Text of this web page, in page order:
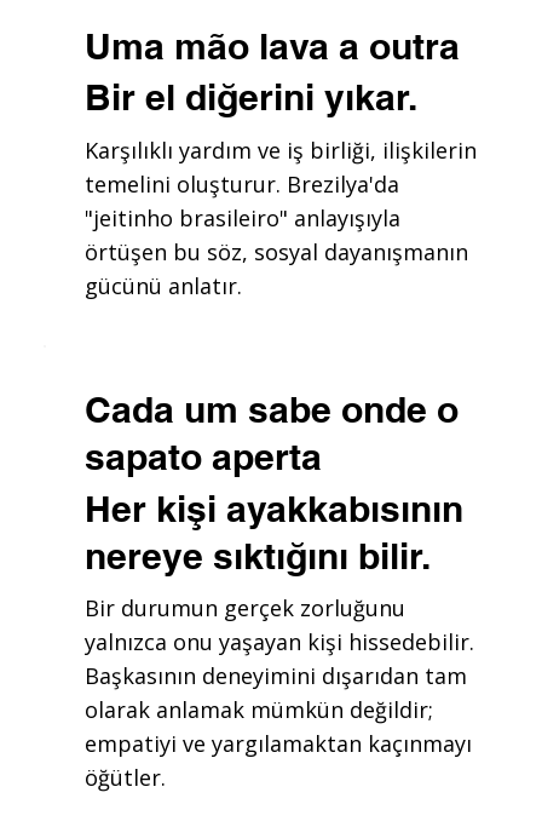
Uma mão lava a outra
Bir el diğerini yıkar.
Karşılıklı yardım ve iş birliği, ilişkilerin
temelini oluşturur. Brezilya'da
"jeitinho brasileiro" anlayışıyla
örtüşen bu söz, sosyal dayanışmanın
gücünü anlatır.
Cada um sabe onde o
sapato aperta
Her kişi ayakkabısının
nereye sıktığını bilir.
Bir durumun gerçek zorluğunu
yalnızca onu yaşayan kişi hissedebilir.
Başkasının deneyimini dışarıdan tam
olarak anlamak mümkün değildir;
empatiyi ve yargılamaktan kaçınmayı
öğütler.